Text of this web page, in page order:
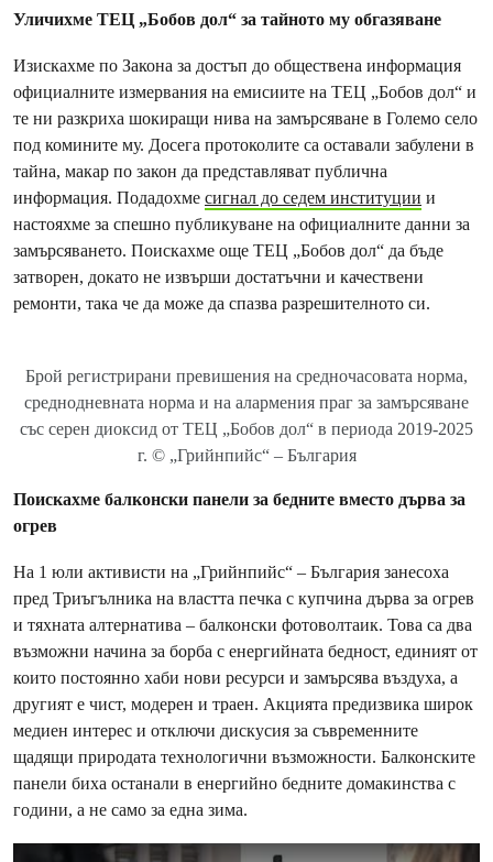
Уличихме ТЕЦ „Бобов дол“ за тайното му обгазяване
Изискахме по Закона за достъп до обществена информация
официалните измервания на емисиите на ТЕЦ „Бобов дол“ и
те ни разкриха шокиращи нива на замърсяване в Големо село
под комините му. Досега протоколите са оставали забулени в
тайна, макар по закон да представляват публична
информация. Подадохме сигнал до седем институции и
настояхме за спешно публикуване на официалните данни за
замърсяването. Поискахме още ТЕЦ „Бобов дол“ да бъде
затворен, докато не извърши достатъчни и качествени
ремонти, така че да може да спазва разрешителното си.
Брой регистрирани превишения на средночасовата норма,
среднодневната норма и на алармения праг за замърсяване
със серен диоксид от ТЕЦ „Бобов дол“ в периода 2019-2025
г. © „Грийнпийс“ – България
Поискахме балконски панели за бедните вместо дърва за
огрев
На 1 юли активисти на „Грийнпийс“ – България занесоха
пред Триъгълника на властта печка с купчина дърва за огрев
и тяхната алтернатива – балконски фотоволтаик. Това са два
възможни начина за борба с енергийната бедност, единият от
които постоянно хаби нови ресурси и замърсява въздуха, а
другият е чист, модерен и траен. Акцията предизвика широк
медиен интерес и отключи дискусия за съвременните
щадящи природата технологични възможности. Балконските
панели биха останали в енергийно бедните домакинства с
години, а не само за една зима.